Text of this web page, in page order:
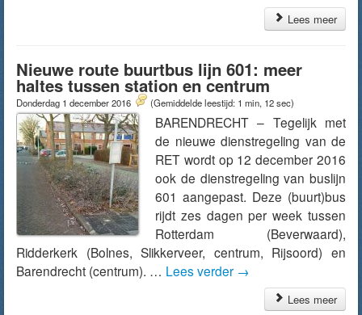
Lees meer
Nieuwe route buurtbus lijn 601: meer
haltes tussen station en centrum
Donderdag 1 december 2016 (Gemiddelde leestijd: 1 min, 12 sec)
BARENDRECHT – Tegelijk met
de nieuwe dienstregeling van de
RET wordt op 12 december 2016
ook de dienstregeling van buslijn
601 aangepast. Deze (buurt)bus
rijdt zes dagen per week tussen
Rotterdam (Beverwaard),
Ridderkerk (Bolnes, Slikkerveer, centrum, Rijsoord) en
Barendrecht (centrum). … Lees verder →
Lees meer